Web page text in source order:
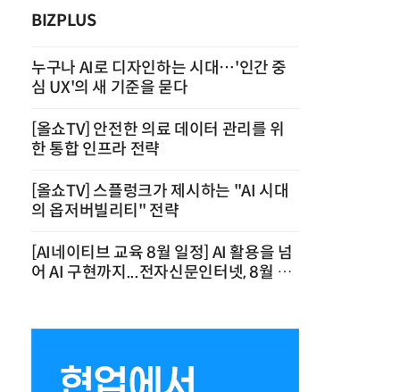
BIZPLUS
누구나 AI로 디자인하는 시대…'인간 중
심 UX'의 새 기준을 묻다
[올쇼TV] 안전한 의료 데이터 관리를 위
한 통합 인프라 전략
[올쇼TV] 스플렁크가 제시하는 "AI 시대
의 옵저버빌리티" 전략
[AI네이티브 교육 8월 일정] AI 활용을 넘
어 AI 구현까지...전자신문인터넷, 8월 실